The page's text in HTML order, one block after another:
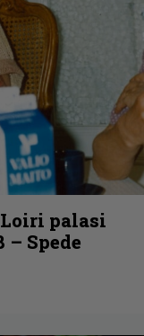
palasi
Spede